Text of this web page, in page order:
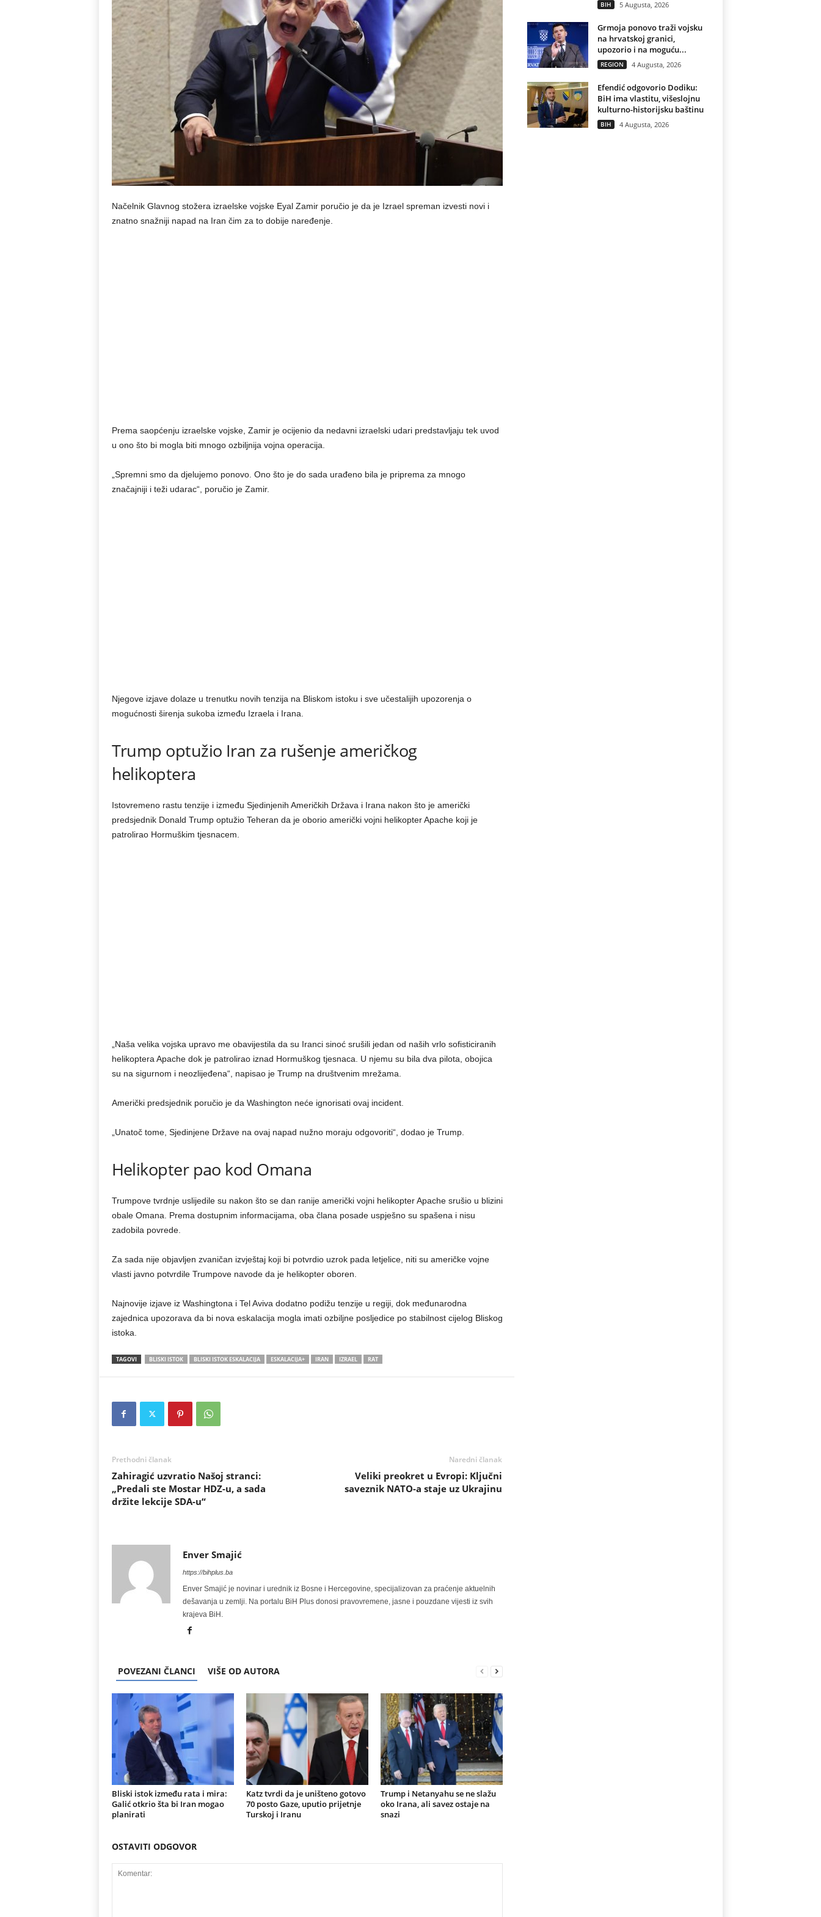
Načelnik Glavnog stožera izraelske vojske Eyal Zamir poručio je da je Izrael spreman izvesti novi i
znatno snažniji napad na Iran čim za to dobije naređenje.
Prema saopćenju izraelske vojske, Zamir je ocijenio da nedavni izraelski udari predstavljaju tek uvod
u ono što bi mogla biti mnogo ozbiljnija vojna operacija.
„Spremni smo da djelujemo ponovo. Ono što je do sada urađeno bila je priprema za mnogo
značajniji i teži udarac“, poručio je Zamir.
Njegove izjave dolaze u trenutku novih tenzija na Bliskom istoku i sve učestalijih upozorenja o
mogućnosti širenja sukoba između Izraela i Irana.
Trump optužio Iran za rušenje američkog
helikoptera
Istovremeno rastu tenzije i između Sjedinjenih Američkih Država i Irana nakon što je američki
predsjednik Donald Trump optužio Teheran da je oborio američki vojni helikopter Apache koji je
patrolirao Hormuškim tjesnacem.
„Naša velika vojska upravo me obavijestila da su Iranci sinoć srušili jedan od naših vrlo sofisticiranih
helikoptera Apache dok je patrolirao iznad Hormuškog tjesnaca. U njemu su bila dva pilota, obojica
su na sigurnom i neozlijeđena“, napisao je Trump na društvenim mrežama.
Američki predsjednik poručio je da Washington neće ignorisati ovaj incident.
„Unatoč tome, Sjedinjene Države na ovaj napad nužno moraju odgovoriti“, dodao je Trump.
Helikopter pao kod Omana
Trumpove tvrdnje uslijedile su nakon što se dan ranije američki vojni helikopter Apache srušio u blizini
obale Omana. Prema dostupnim informacijama, oba člana posade uspješno su spašena i nisu
zadobila povrede.
Za sada nije objavljen zvaničan izvještaj koji bi potvrdio uzrok pada letjelice, niti su američke vojne
vlasti javno potvrdile Trumpove navode da je helikopter oboren.
Najnovije izjave iz Washingtona i Tel Aviva dodatno podižu tenzije u regiji, dok međunarodna
zajednica upozorava da bi nova eskalacija mogla imati ozbiljne posljedice po stabilnost cijelog Bliskog
istoka.
TAGOVI BLISKI ISTOK BLISKI ISTOK ESKALACIJA ESKALACIJA+ IRAN IZRAEL RAT
Prethodni članak
Zahiragić uzvratio Našoj stranci:
„Predali ste Mostar HDZ-u, a sada
držite lekcije SDA-u“
Naredni članak
Veliki preokret u Evropi: Ključni
saveznik NATO-a staje uz Ukrajinu
Enver Smajić
https://bihplus.ba
Enver Smajić je novinar i urednik iz Bosne i Hercegovine, specijalizovan za praćenje aktuelnih
dešavanja u zemlji. Na portalu BiH Plus donosi pravovremene, jasne i pouzdane vijesti iz svih
krajeva BiH.
POVEZANI ČLANCI VIŠE OD AUTORA
Bliski istok između rata i mira:
Galić otkrio šta bi Iran mogao
planirati
Katz tvrdi da je uništeno gotovo
70 posto Gaze, uputio prijetnje
Turskoj i Iranu
Trump i Netanyahu se ne slažu
oko Irana, ali savez ostaje na
snazi
OSTAVITI ODGOVOR
BIH 5 Augusta, 2026
Grmoja ponovo traži vojsku
na hrvatskoj granici,
upozorio i na moguću...
REGION 4 Augusta, 2026
Efendić odgovorio Dodiku:
BiH ima vlastitu, višeslojnu
kulturno-historijsku baštinu
BIH 4 Augusta, 2026